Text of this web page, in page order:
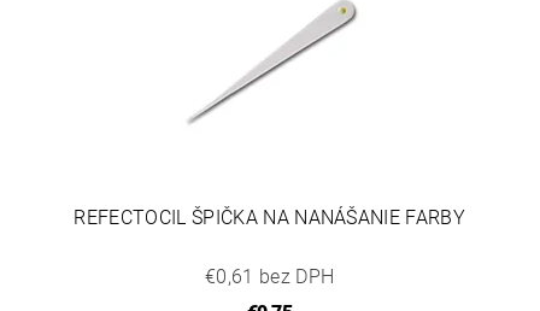
REFECTOCIL ŠPIČKA NA NANÁŠANIE FARBY
€0,61 bez DPH